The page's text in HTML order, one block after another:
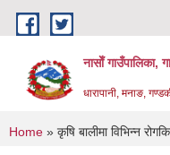
Skip to main content
नासाेँ गाउँपालिका,
धारापानी, मनाङ,
You are here
Home » कृषि बालीमा विभिन्न